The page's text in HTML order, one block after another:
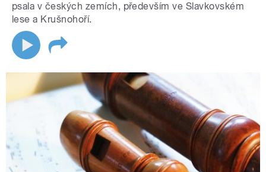
psala v českých zemích, především ve Slavkovském
lese a Krušnohoří.